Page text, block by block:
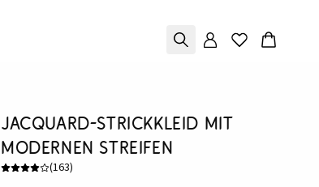
Jacquard-Strickkleid mit
modernen Streifen
(163)